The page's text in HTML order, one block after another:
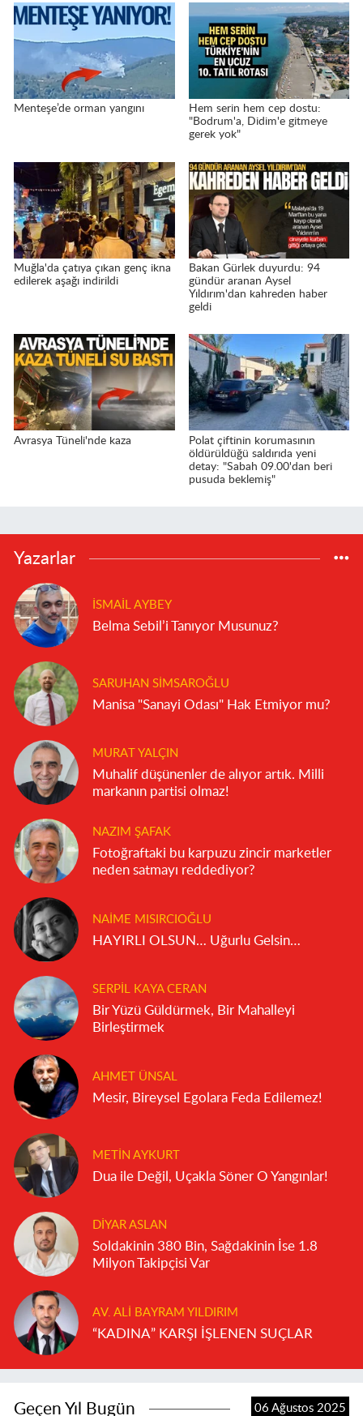
Menteşe’de orman yangını
Hem serin hem cep dostu:
"Bodrum'a, Didim'e gitmeye
gerek yok"
Muğla'da çatıya çıkan genç ikna
edilerek aşağı indirildi
Bakan Gürlek duyurdu: 94
gündür aranan Aysel
Yıldırım'dan kahreden haber
geldi
Avrasya Tüneli'nde kaza
Polat çiftinin korumasının
öldürüldüğü saldırıda yeni
detay: "Sabah 09.00'dan beri
pusuda beklemiş"
Yazarlar
İSMAIL AYBEY
Belma Sebil’i Tanıyor Musunuz?
SARUHAN SIMSAROĞLU
Manisa "Sanayi Odası" Hak Etmiyor mu?
MURAT YALÇIN
Muhalif düşünenler de alıyor artık. Milli
markanın partisi olmaz!
NAZIM ŞAFAK
Fotoğraftaki bu karpuzu zincir marketler
neden satmayı reddediyor?
NAIME MISIRCIOĞLU
HAYIRLI OLSUN… Uğurlu Gelsin…
SERPIL KAYA CERAN
Bir Yüzü Güldürmek, Bir Mahalleyi
Birleştirmek
AHMET ÜNSAL
Mesir, Bireysel Egolara Feda Edilemez!
METIN AYKURT
Dua ile Değil, Uçakla Söner O Yangınlar!
DIYAR ASLAN
Soldakinin 380 Bin, Sağdakinin İse 1.8
Milyon Takipçisi Var
AV. ALI BAYRAM YILDIRIM
“KADINA” KARŞI İŞLENEN SUÇLAR
Geçen Yıl Bugün 06 Ağustos 2025